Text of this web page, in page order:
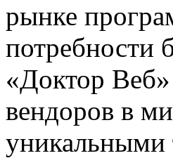
рынке
потребности
«Доктор
вендоров в
уникальными